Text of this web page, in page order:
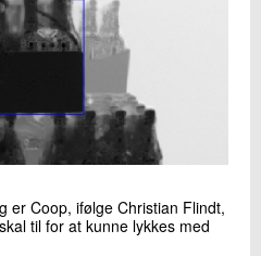
er Coop, ifølge Christian Flindt,
til for at kunne lykkes med